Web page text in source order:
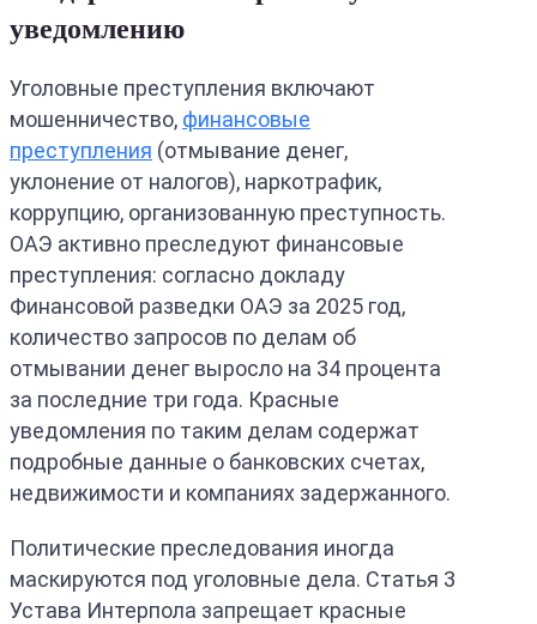
уведомлению
Уголовные преступления включают
мошенничество, финансовые
преступления (отмывание денег,
уклонение от налогов), наркотрафик,
коррупцию, организованную преступность.
ОАЭ активно преследуют финансовые
преступления: согласно докладу
Финансовой разведки ОАЭ за 2025 год,
количество запросов по делам об
отмывании денег выросло на 34 процента
за последние три года. Красные
уведомления по таким делам содержат
подробные данные о банковских счетах,
недвижимости и компаниях задержанного.
Политические преследования иногда
маскируются под уголовные дела. Статья 3
Устава Интерпола запрещает красные